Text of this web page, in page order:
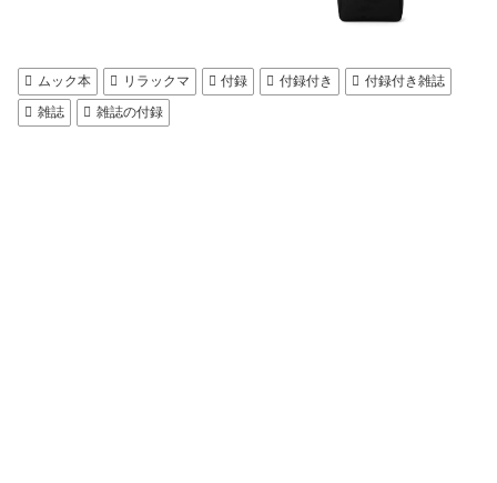
ムック本 リラックマ 付録 付録付き
付録付き雑誌
雑誌
雑誌の付録